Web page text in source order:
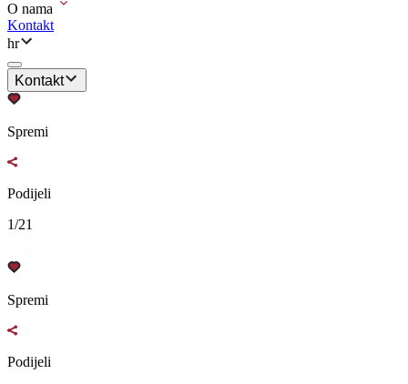
O nama
Kontakt
hr
Kontakt
Spremi
Podijeli
1/21
Spremi
Podijeli